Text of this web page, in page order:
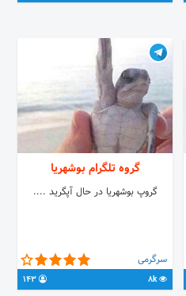
گروه تلگرام بوشهریا
گروپ بوشهریا در حال آپگرید ....
سرگرمی
8k